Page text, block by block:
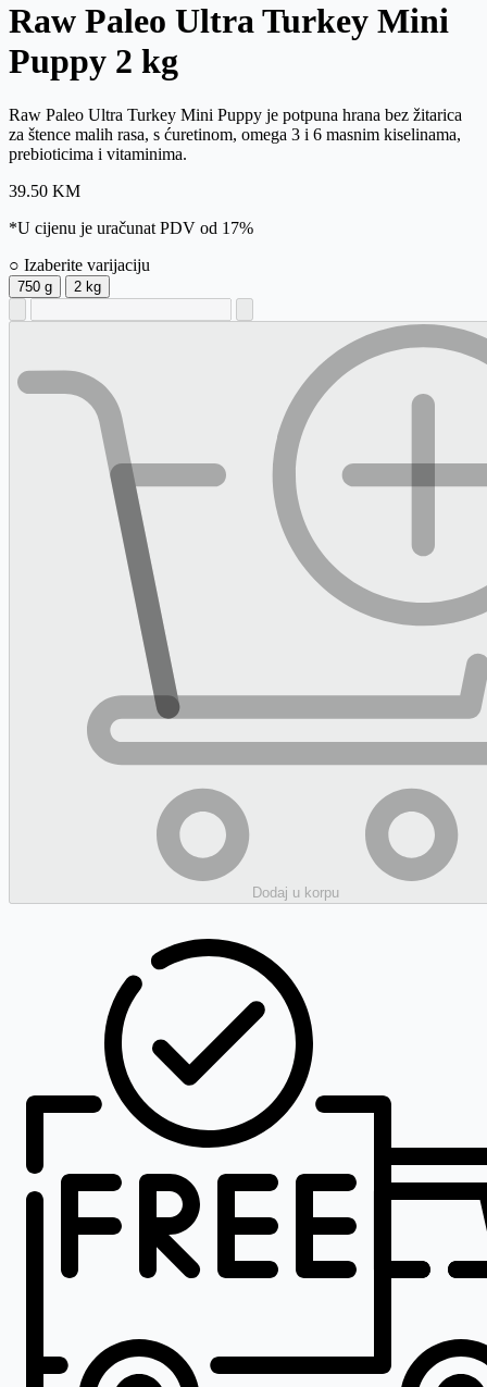
Raw Paleo Ultra Turkey Mini
Puppy 2 kg
Raw Paleo Ultra Turkey Mini Puppy je potpuna hrana bez žitarica
za štence malih rasa, s ćuretinom, omega 3 i 6 masnim kiselinama,
prebioticima i vitaminima.
39.50 KM
*U cijenu je uračunat PDV od 17%
○ Izaberite varijaciju
750 g 2 kg
Dodaj u korpu